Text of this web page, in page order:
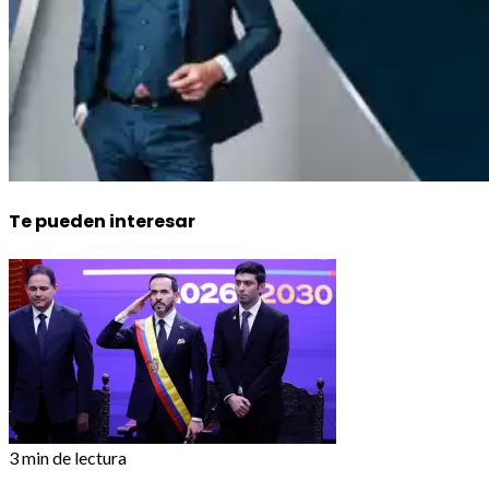
Te pueden interesar
3 min de lectura